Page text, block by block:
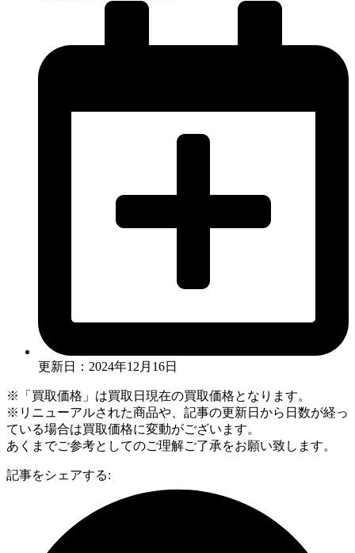
更新日：2024年12月16日
※「買取価格」は買取日現在の買取価格となります。
※リニューアルされた商品や、記事の更新日から日数が経っ
ている場合は買取価格に変動がございます。
あくまでご参考としてのご理解ご了承をお願い致します。
記事をシェアする: